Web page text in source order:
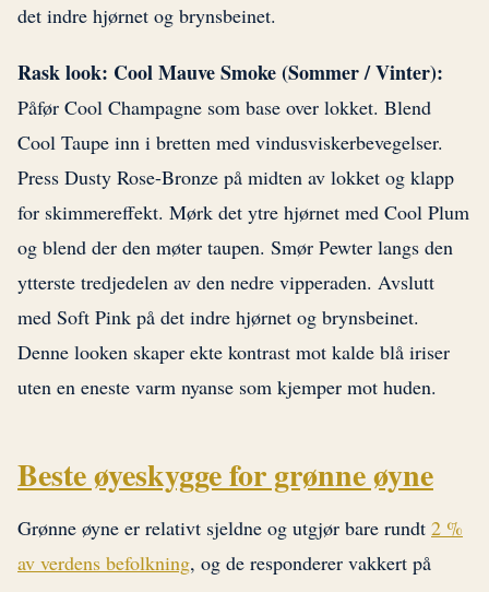
det indre hjørnet og brynsbeinet.
Rask look: Cool Mauve Smoke (Sommer / Vinter):
Påfør Cool Champagne som base over lokket. Blend
Cool Taupe inn i bretten med vindusviskerbevegelser.
Press Dusty Rose-Bronze på midten av lokket og klapp
for skimmereffekt. Mørk det ytre hjørnet med Cool Plum
og blend der den møter taupen. Smør Pewter langs den
ytterste tredjedelen av den nedre vipperaden. Avslutt
med Soft Pink på det indre hjørnet og brynsbeinet.
Denne looken skaper ekte kontrast mot kalde blå iriser
uten en eneste varm nyanse som kjemper mot huden.
Beste øyeskygge for grønne øyne
Grønne øyne er relativt sjeldne og utgjør bare rundt 2 %
av verdens befolkning, og de responderer vakkert på